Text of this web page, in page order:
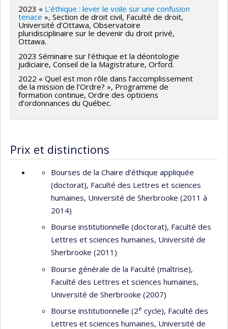
2023 « L’éthique : lever le voile sur une confusion
tenace », Section de droit civil, Faculté de droit,
Université d’Ottawa, Observatoire
pluridisciplinaire sur le devenir du droit privé,
Ottawa.
2023 Séminaire sur l’éthique et la déontologie
judiciaire, Conseil de la Magistrature, Orford.
2022 « Quel est mon rôle dans l’accomplissement
de la mission de l’Ordre? », Programme de
formation continue, Ordre des opticiens
d’ordonnances du Québec.
Prix et distinctions
Bourses de la Chaire d’éthique appliquée
(doctorat), Faculté des Lettres et sciences
humaines, Université de Sherbrooke (2011 à
2014)
Bourse institutionnelle (doctorat), Faculté des
Lettres et sciences humaines, Université de
Sherbrooke (2011)
Bourse générale de la Faculté (maîtrise),
Faculté des Lettres et sciences humaines,
Université de Sherbrooke (2007)
Bourse institutionnelle (2e cycle), Faculté des
Lettres et sciences humaines, Université de